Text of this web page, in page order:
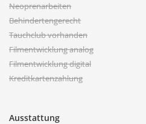
Neoprenarbeiten
Behindertengerecht
Tauchclub vorhanden
Filmentwicklung analog
Filmentwicklung digital
Kreditkartenzahlung
Ausstattung